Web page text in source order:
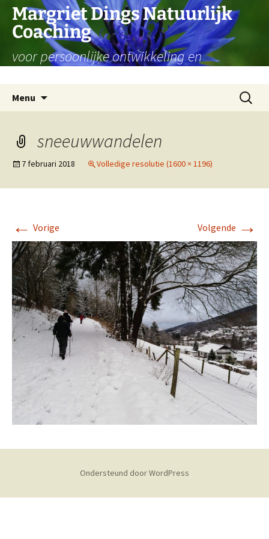
naarMargriet Dings Natuurlijk
Coaching
voor persoonlijke ontwikkeling en
Menu
Zoeken
naar:
sneeuwwandelen
7 februari 2018 Volledige resolutie (1600 × 1196)
← Vorige Volgende →
Ondersteund door WordPress